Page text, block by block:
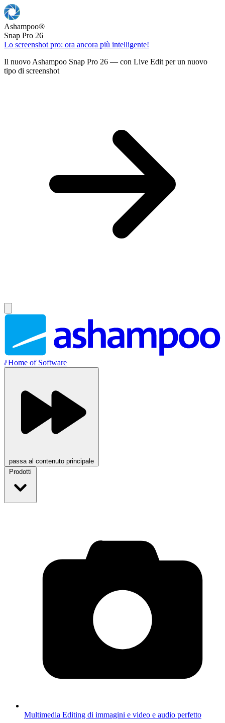
Ashampoo®
Snap Pro 26
Lo screenshot pro: ora ancora più intelligente!
Il nuovo Ashampoo Snap Pro 26 — con Live Edit per un nuovo
tipo di screenshot
//Home of Software
passa al contenuto principale
Prodotti
Multimedia Editing di immagini e video e audio perfetto